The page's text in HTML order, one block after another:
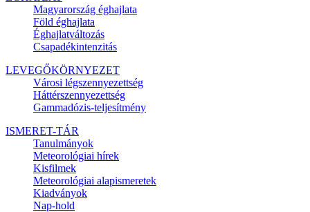
Magyarország éghajlata
Föld éghajlata
Éghajlatváltozás
Csapadékintenzitás
LEVEGŐKÖRNYEZET
Városi légszennyezettség
Háttérszennyezettség
Gammadózis-teljesítmény
ISMERET-TÁR
Tanulmányok
Meteorológiai hírek
Kisfilmek
Meteorológiai alapismeretek
Kiadványok
Nap-hold